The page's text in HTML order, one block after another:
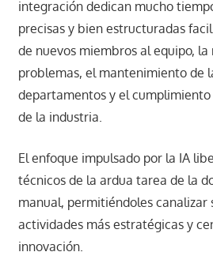
integración dedican mucho
precisas y bien estructuradas
de nuevos miembros al equipo, la
problemas, el mantenimiento de
departamentos y el
de la industria.
El enfoque impulsado por la IA
técnicos de la ardua tarea de la
manual, permitiéndoles canalizar
actividades más estratégicas y
innovación.